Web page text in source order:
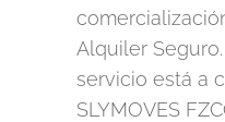
Alquiler
servicio está a
SLYMOVES